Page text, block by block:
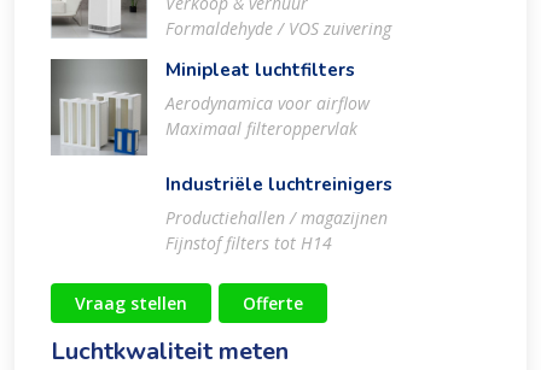
Formaldehyde / VOS zuivering
Minipleat luchtfilters
Aerodynamica voor airflow
Maximaal filteroppervlak
Industriële luchtreinigers
Productiehallen / magazijnen
Fijnstof filters tot H14
Vraag stellen Offerte
Luchtkwaliteit meten